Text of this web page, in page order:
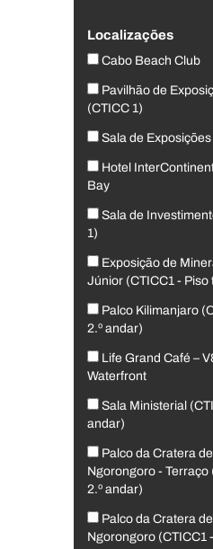
Localizações
Cabo Beach Club
Pavilhão de
(CTICC 1)
Sala de
Hotel
Bay
Sala de
1)
Exposição de
Júnior (CTICC1 - Piso
Palco Kilimanjaro
2.º andar)
Life Grand Café –
Waterfront
Sala Ministerial
andar)
Palco da Cratera de
Ngorongoro - Terraço
2.º andar)
Palco da Cratera de
Ngorongoro (CTICC1